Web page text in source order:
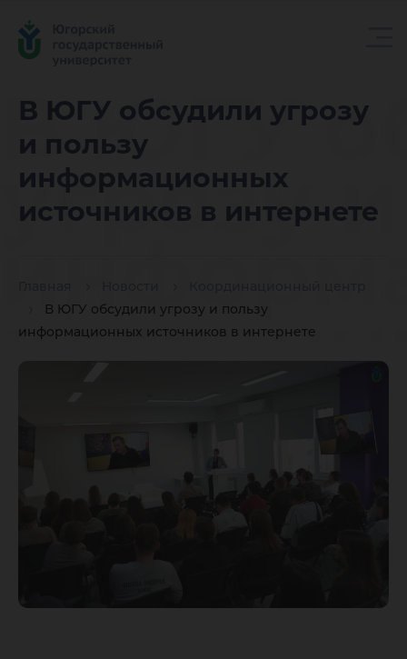
В ЮГУ обсудили угрозу
и пользу
информационных
источников в интернете
В ЮГУ обсудили угрозу и пользу
информационных источников в интернете
В ЮГУ
угрозу